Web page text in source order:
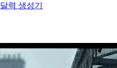
달력 생성기